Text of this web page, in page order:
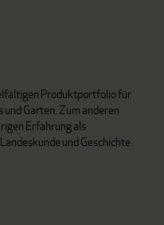
Produktportfolio für
und Garten. Zum anderen
Erfahrung als
und Geschichte.